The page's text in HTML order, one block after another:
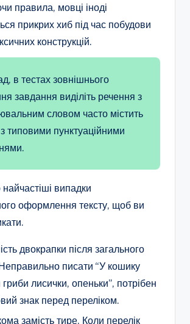
правила, мовці іноді
прикрих хиб під час побудови
конструкцій.
в тестах зовнішнього
завдання виділіть речення з
словом часто містить
типовими пунктуаційними
випадки
оформлення тексту, щоб ви
двокрапки після загального
писати “У кошику
лисички, опеньки”, потрібен
знак перед переліком.
замість тире. Коли перелік